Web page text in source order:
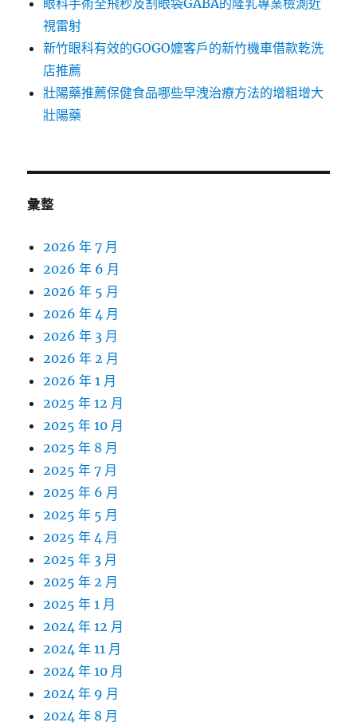
眼科手術全飛秒及割眼袋GABA的隆乳專業檢測近
視雷射
新竹眼科有效的GOGO嬤客戶的新竹機車借款乾洗
店推薦
壯陽藥推薦保健食品哪些早洩治療方法的增粗增大
壯陽藥
彙整
2026 年 7 月
2026 年 6 月
2026 年 5 月
2026 年 4 月
2026 年 3 月
2026 年 2 月
2026 年 1 月
2025 年 12 月
2025 年 10 月
2025 年 8 月
2025 年 7 月
2025 年 6 月
2025 年 5 月
2025 年 4 月
2025 年 3 月
2025 年 2 月
2025 年 1 月
2024 年 12 月
2024 年 11 月
2024 年 10 月
2024 年 9 月
2024 年 8 月